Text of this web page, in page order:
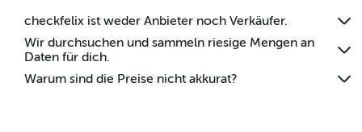
checkfelix ist weder Anbieter noch Verkäufer.
Wir durchsuchen und sammeln riesige Mengen an
Daten für dich.
Warum sind die Preise nicht akkurat?